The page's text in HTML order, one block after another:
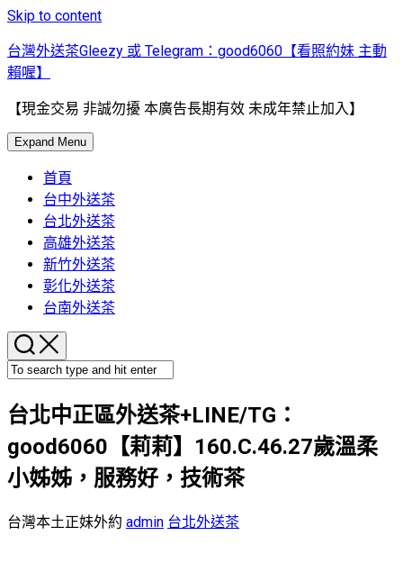
Skip to content
台灣外送茶Gleezy 或 Telegram：good6060【看照約妹 主動
賴喔】
【現金交易 非誠勿擾 本廣告長期有效 未成年禁止加入】
Expand Menu
首頁
台中外送茶
台北外送茶
高雄外送茶
新竹外送茶
彰化外送茶
台南外送茶
台北中正區外送茶+LINE/TG：
good6060【莉莉】160.C.46.27歲溫柔
小姊姊，服務好，技術茶
台灣本土正妹外約 admin 台北外送茶